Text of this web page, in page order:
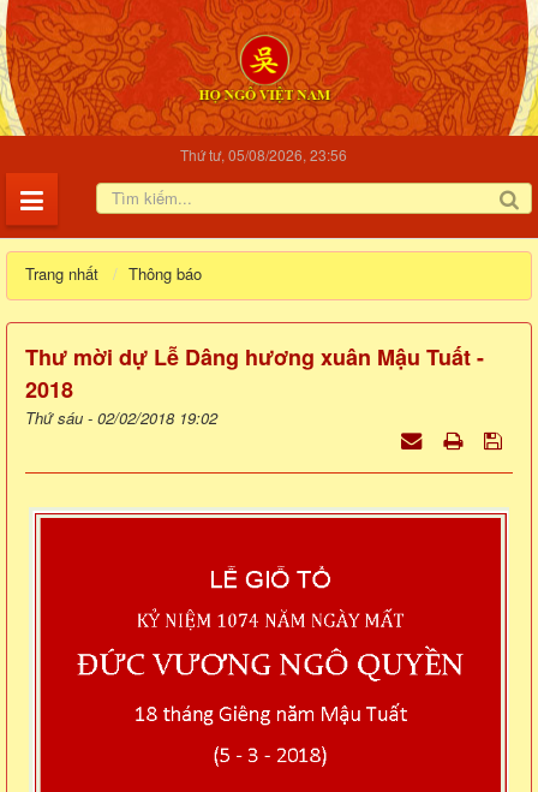
Thứ tư, 05/08/2026, 23:56
Trang nhất Thông báo
Thư mời dự Lễ Dâng hương xuân Mậu Tuất -
2018
Thứ sáu - 02/02/2018 19:02